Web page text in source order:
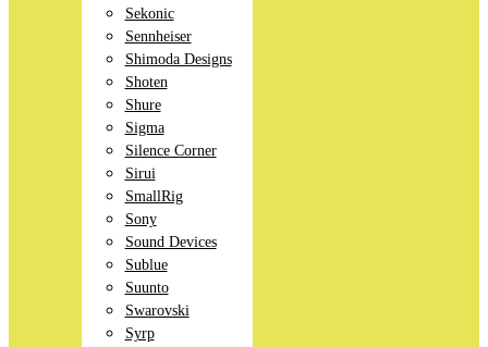
Sekonic
Sennheiser
Shimoda Designs
Shoten
Shure
Sigma
Silence Corner
Sirui
SmallRig
Sony
Sound Devices
Sublue
Suunto
Swarovski
Syrp